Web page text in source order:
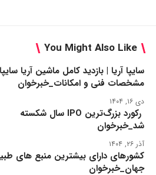
You Might Also Like
سایپا آریا | بازدید کامل ماشین آریا
مشخصات فنی و امکانات_خبرخوان
دی ۱۶, ۱۴۰۴
رکورد بزرگ‌ترین IPO سال شکسته
شد_خبرخوان
آذر ۲۶, ۱۴۰۴
کشورهای دارای بیشترین منبع های
جهان_خبرخوان